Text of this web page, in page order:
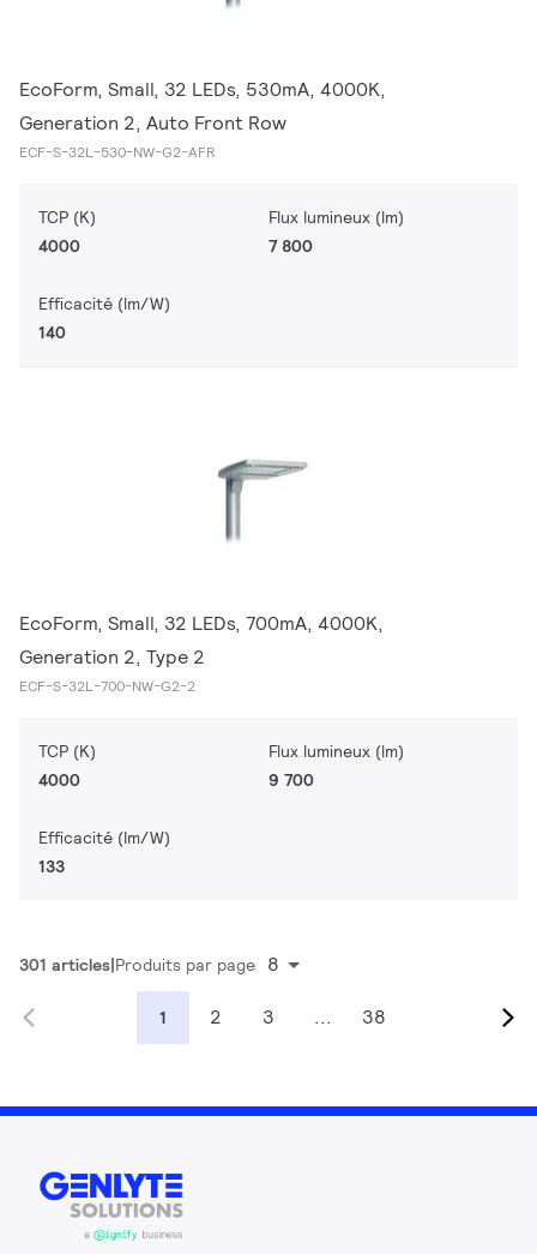
EcoForm, Small, 32 LEDs, 530mA, 4000K,
Generation 2, Auto Front Row
ECF-S-32L-530-NW-G2-AFR
TCP (K)
4000
Flux lumineux (lm)
7 800
Efficacité (lm/W)
140
EcoForm, Small, 32 LEDs, 700mA, 4000K,
Generation 2, Type 2
ECF-S-32L-700-NW-G2-2
TCP (K)
4000
Flux lumineux (lm)
9 700
Efficacité (lm/W)
133
301 articles Produits par page 8
1 2 3 ... 38